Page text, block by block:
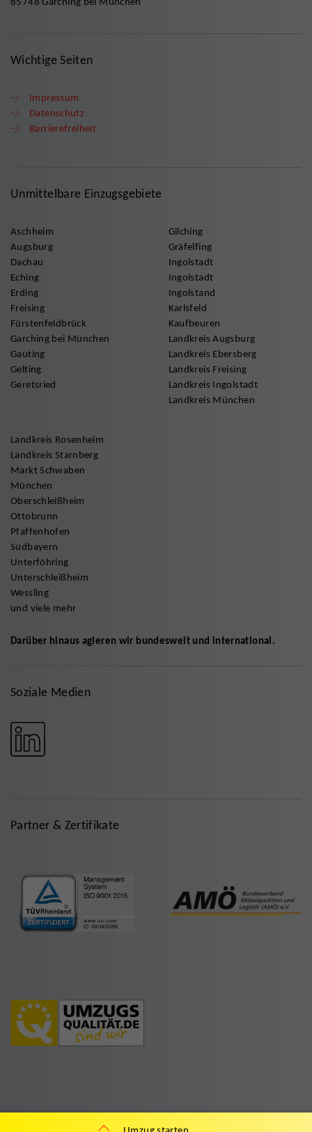
Wichtige Seiten
Impressum
Datenschutz
Barrierefreiheit
Unmittelbare Einzugsgebiete
Aschheim
Augsburg
Dachau
Eching
Erding
Freising
Fürstenfeldbrück
Garching bei München
Gauting
Gelting
Geretsried
Gilching
Gräfelfing
Ingolstadt
Ingolstadt
Ingolstand
Karlsfeld
Kaufbeuren
Landkreis Augsburg
Landkreis Ebersberg
Landkreis Freising
Landkreis Ingolstadt
Landkreis München
Landkreis Rosenheim
Landkreis Starnberg
Markt Schwaben
München
Oberschleißheim
Ottobrunn
Pfaffenhofen
Südbayern
Unterföhring
Unterschleißheim
Wessling
und viele mehr
Darüber hinaus agieren wir bundesweit und international.
Soziale Medien
Partner & Zertifikate